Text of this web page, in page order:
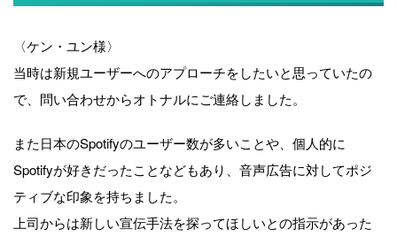
〈ケン・ユン様〉
当時は新規ユーザーへのアプローチをしたいと思っていたの
で、問い合わせからオトナルにご連絡しました。
また日本のSpotifyのユーザー数が多いことや、個人的に
Spotifyが好きだったことなどもあり、音声広告に対してポジ
ティブな印象を持ちました。
上司からは新しい宣伝手法を探ってほしいとの指示があった